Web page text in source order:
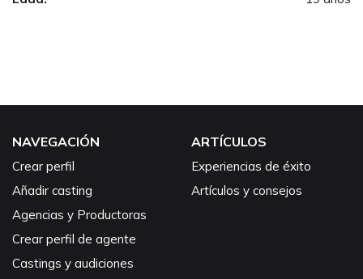
NAVEGACIÓN
Crear perfil
Añadir casting
Agencias y Productoras
Crear perfil de agente
Castings y audiciones
ARTÍCULOS
Experiencias de éxito
Artículos y consejos